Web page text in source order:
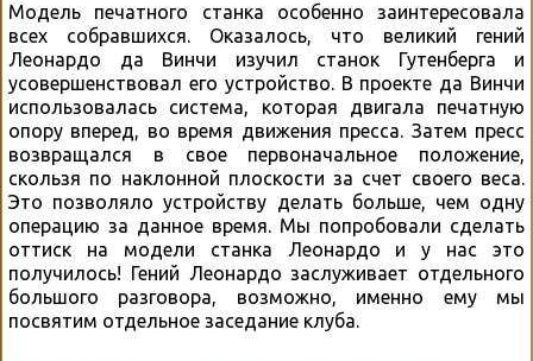
Модель печатного станка особенно заинтересовала
всех собравшихся. Оказалось, что великий гений
Леонардо да Винчи изучил станок Гутенберга и
усовершенствовал его устройство. В проекте да Винчи
использовалась система, которая двигала печатную
опору вперед, во время движения пресса. Затем пресс
возвращался в свое первоначальное положение,
скользя по наклонной плоскости за счет своего веса.
Это позволяло устройству делать больше, чем одну
операцию за данное время. Мы попробовали сделать
оттиск на модели станка Леонардо и у нас это
получилось! Гений Леонардо заслуживает отдельного
большого разговора, возможно, именно ему мы
посвятим отдельное заседание клуба.